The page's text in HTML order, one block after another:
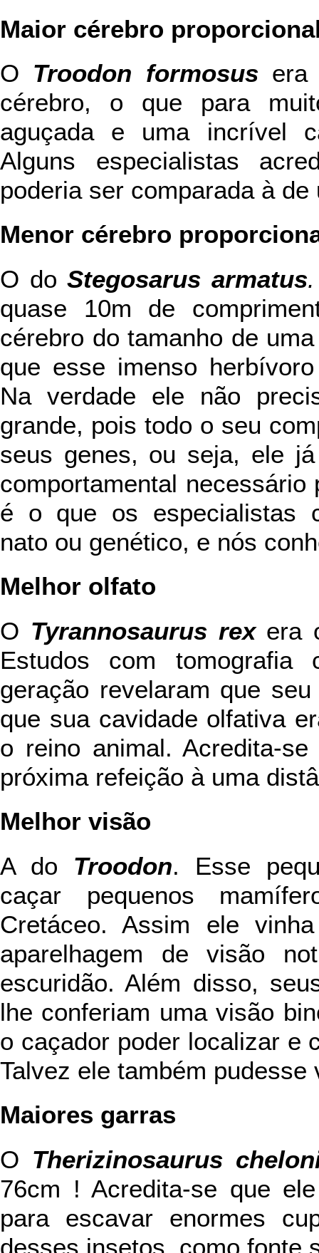
Maior cérebro
O Troodon formosusera
cérebro, o que para
aguçada e uma incrível
Alguns especialistas
poderia ser comparada à
Menor cérebro
O doStegosarus armatus.
quase 10m de
cérebro do tamanho de
que esse imenso
Na verdade ele não
grande, pois todo o seu
seus genes, ou seja, ele
comportamental
é o que os especialistas
nato ou genético, e nós
Melhor olfato
O Tyrannosaurus rexera
Estudos com tomografia
geração revelaram que
que sua cavidade olfativa
o reino animal. Acredita-
próxima refeição à uma
Melhor visão
A do Troodon. Esse
caçar pequenos
Cretáceo. Assim ele
aparelhagem de visão
escuridão. Além disso,
lhe conferiam uma visão
o caçador poder localizar e
Talvez ele também pudesse
Maiores garras
O Therizinosaurus
76cm ! Acredita-se que
para escavar enormes
desses insetos, como fonte